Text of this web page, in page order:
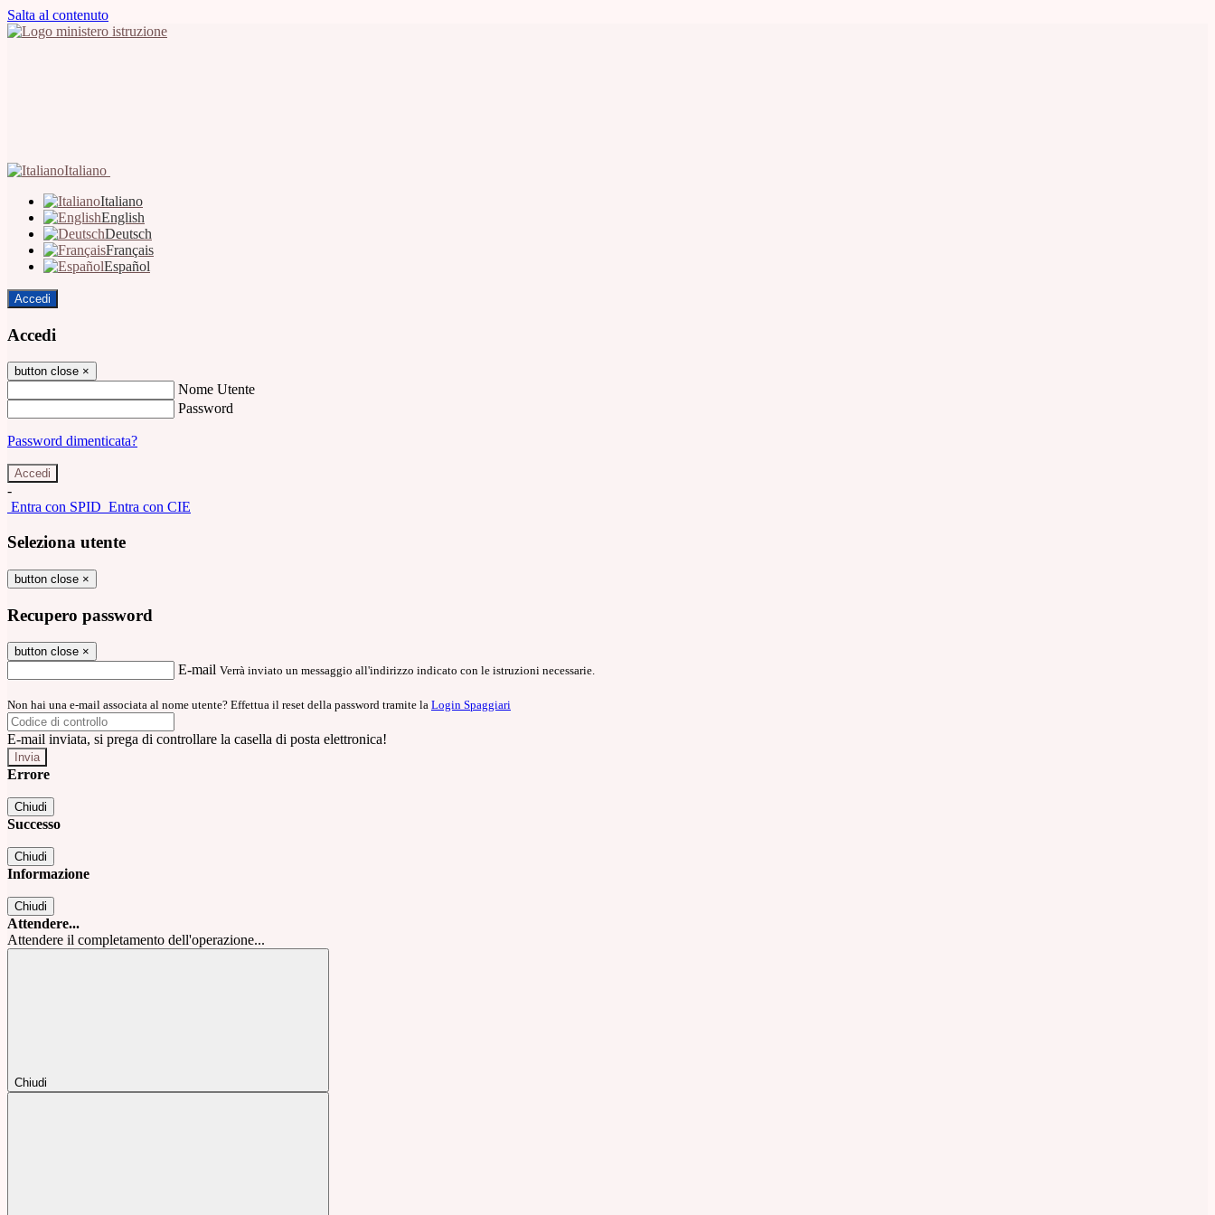
Salta al contenuto
Italiano
Italiano
English
Deutsch
Français
Español
Accedi
Accedi
button close ×
Nome Utente
Password
Password dimenticata?
-
Entra con SPID Entra con CIE
Seleziona utente
button close ×
Recupero password
button close ×
E-mail Verrà inviato un messaggio all'indirizzo indicato con le istruzioni necessarie.
Non hai una e-mail associata al nome utente? Effettua il reset della password tramite la Login Spaggiari
E-mail inviata, si prega di controllare la casella di posta elettronica!
Errore
Chiudi
Successo
Chiudi
Informazione
Chiudi
Attendere...
Attendere il completamento dell'operazione...
Chiudi